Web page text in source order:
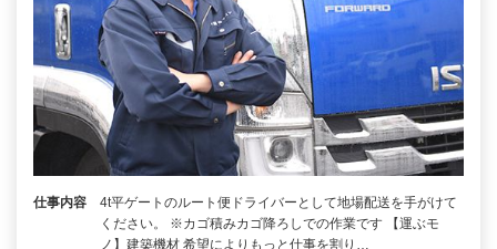
仕事内容
4t平ゲートのルート便ドライバーとして地場配送を手がけて
ください。 ※カゴ積みカゴ降ろしでの作業です 【運ぶモ
ノ】建築機材 希望によりもっと仕事を割り…